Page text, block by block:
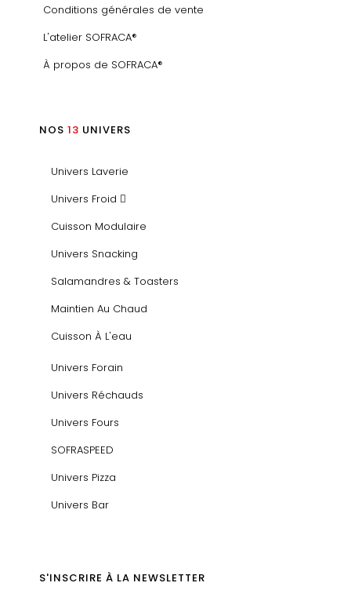
Conditions générales de vente
L'atelier SOFRACA®
À propos de SOFRACA®
NOS 13 UNIVERS
Univers Laverie
Univers Froid
Cuisson Modulaire
Univers Snacking
Salamandres & Toasters
Maintien Au Chaud
Cuisson À L'eau
Univers Forain
Univers Réchauds
Univers Fours
SOFRASPEED
Univers Pizza
Univers Bar
S'INSCRIRE À LA NEWSLETTER